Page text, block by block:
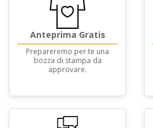
Anteprima Gratis
Prepareremo per te una
bozza di stampa da
approvare.